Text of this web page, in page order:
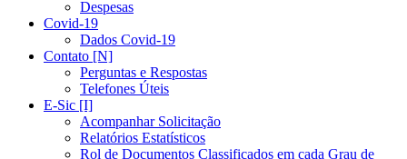
Despesas
Covid-19
Dados Covid-19
Contato [N]
Perguntas e Respostas
Telefones Úteis
E-Sic [I]
Acompanhar Solicitação
Relatórios Estatísticos
Rol de Documentos Classificados em cada Grau de